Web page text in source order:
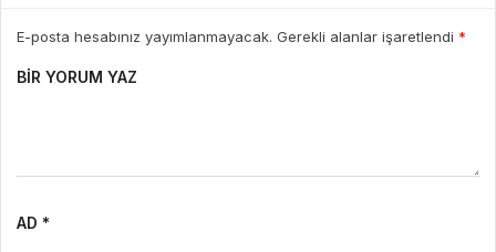
E-posta hesabınız yayımlanmayacak. Gerekli alanlar işaretlendi *
BIR YORUM YAZ
AD *